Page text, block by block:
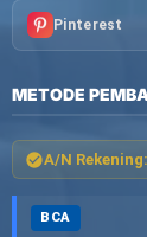
Pinterest
METODE
A/N Rekening:
BCA